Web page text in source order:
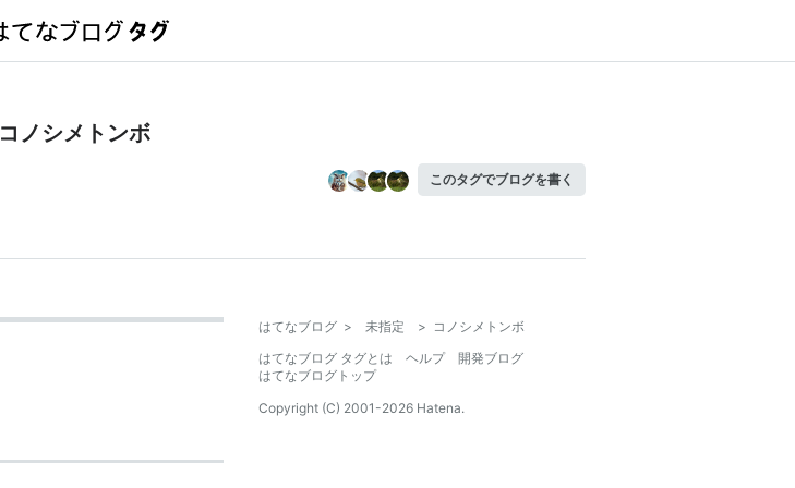
コノシメトンボ
このタグでブログを書く
はてなブログ > 未指定 > コノシメトンボ
はてなブログ タグとは
ヘルプ
開発ブログ
はてなブログトップ
Copyright (C) 2001-2026 Hatena.